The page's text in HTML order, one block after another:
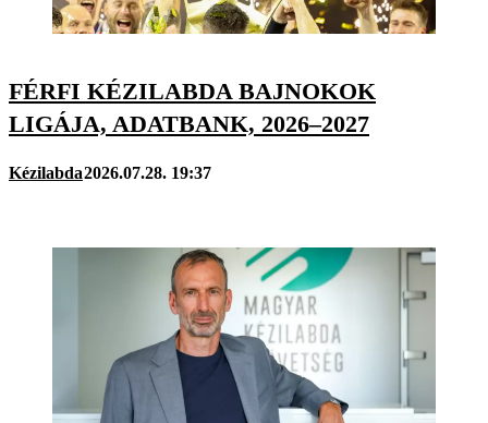
FÉRFI KÉZILABDA BAJNOKOK
LIGÁJA, ADATBANK, 2026–2027
Kézilabda2026.07.28. 19:37